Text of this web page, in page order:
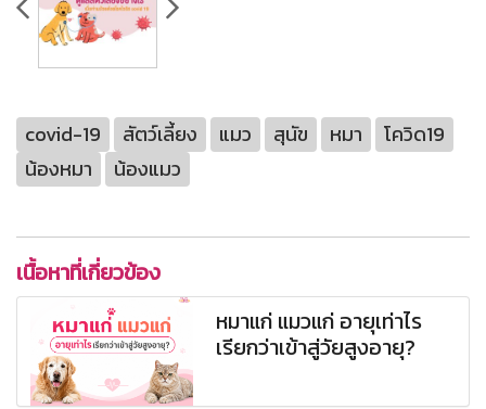
covid-19 สัตว์เลี้ยง แมว สุนัข หมา
โควิด19
น้องหมา
น้องแมว
เนื้อหาที่เกี่ยวข้อง
หมาแก่ แมวแก่ อายุเท่าไร
เรียกว่าเข้าสู่วัยสูงอายุ?